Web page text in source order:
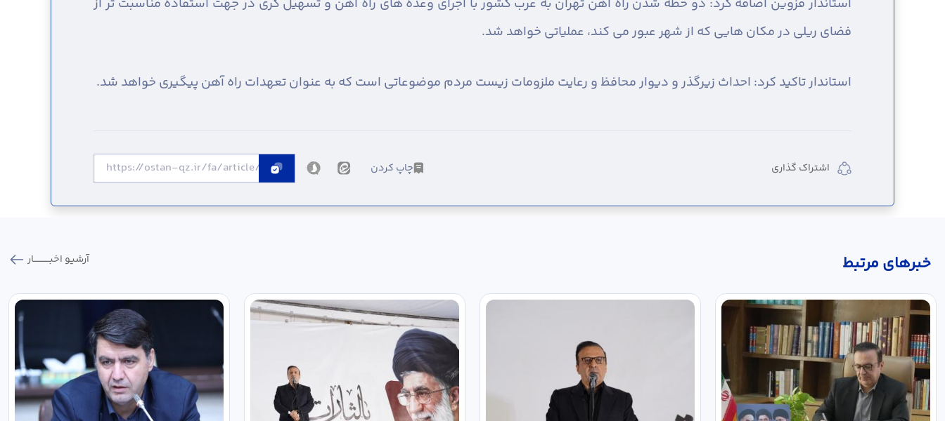
استاندار قزوین اضافه کرد: دو خطه شدن راه آهن تهران به غرب کشور با اجرای وعده های راه آهن و تسهیل گری در جهت استفاده مناسبت تر از
فضای ریلی در مکان هایی که از شهر عبور می کند، عملیاتی خواهد شد.
استاندار تاکید کرد: احداث زیرگذر و دیوار محافظ و رعایت ملزومات زیست مردم موضوعاتی است که به عنوان تعهدات راه آهن پیگیری خواهد شد.
اشتراک گذاری چاپ کردن
خبر‌های مرتبط آرشیو اخبـــــــــــار